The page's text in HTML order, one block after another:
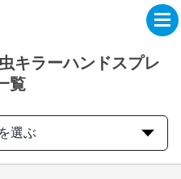
キラーハンドスプレ
覧
選ぶ